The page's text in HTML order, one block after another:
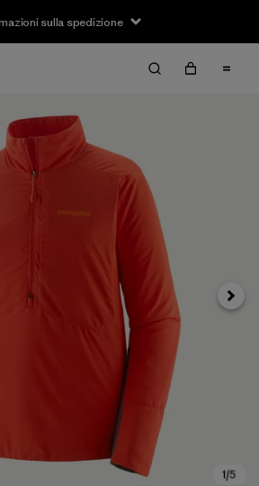
sulla spedizione
Avanti